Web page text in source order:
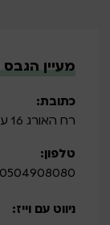
מעיין
כתובת:
רח האורג 16 עמק חפר
טלפון:
0504908080 | 0504905050
ניווט עם וייז: